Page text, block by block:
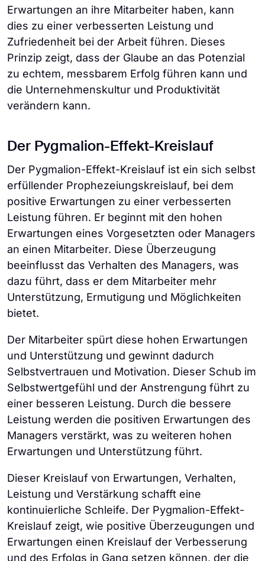
Erwartungen an ihre Mitarbeiter haben, kann
dies zu einer verbesserten Leistung und
Zufriedenheit bei der Arbeit führen. Dieses
Prinzip zeigt, dass der Glaube an das Potenzial
zu echtem, messbarem Erfolg führen kann und
die Unternehmenskultur und Produktivität
verändern kann.
Der Pygmalion-Effekt-Kreislauf
Der Pygmalion-Effekt-Kreislauf ist ein sich selbst
erfüllender Prophezeiungskreislauf, bei dem
positive Erwartungen zu einer verbesserten
Leistung führen. Er beginnt mit den hohen
Erwartungen eines Vorgesetzten oder Managers
an einen Mitarbeiter. Diese Überzeugung
beeinflusst das Verhalten des Managers, was
dazu führt, dass er dem Mitarbeiter mehr
Unterstützung, Ermutigung und Möglichkeiten
bietet.
Der Mitarbeiter spürt diese hohen Erwartungen
und Unterstützung und gewinnt dadurch
Selbstvertrauen und Motivation. Dieser Schub im
Selbstwertgefühl und der Anstrengung führt zu
einer besseren Leistung. Durch die bessere
Leistung werden die positiven Erwartungen des
Managers verstärkt, was zu weiteren hohen
Erwartungen und Unterstützung führt.
Dieser Kreislauf von Erwartungen, Verhalten,
Leistung und Verstärkung schafft eine
kontinuierliche Schleife. Der Pygmalion-Effekt-
Kreislauf zeigt, wie positive Überzeugungen und
Erwartungen einen Kreislauf der Verbesserung
und des Erfolgs in Gang setzen können, der die